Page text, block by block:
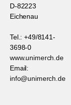
D-82223
Eichenau
Tel.: +49/8141-
3698-0
www.unimerch.de
Email:
info@unimerch.de